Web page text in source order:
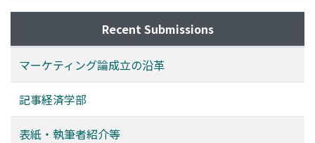
Recent Submissions
マーケティング論成立の沿革
記事経済学部
表紙・執筆者紹介等